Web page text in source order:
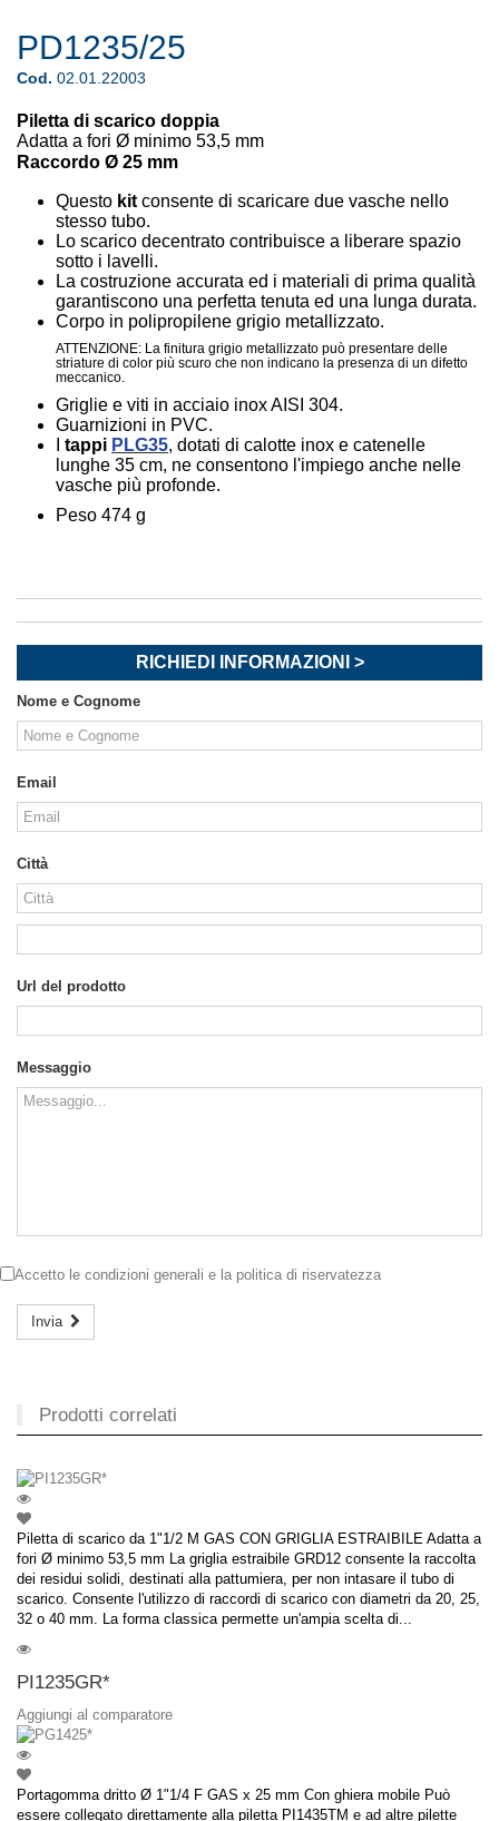
PD1235/25
Cod. 02.01.22003
Piletta di scarico doppia
Adatta a fori Ø minimo 53,5 mm
Raccordo Ø 25 mm
Questo kit consente di scaricare due vasche nello
stesso tubo.
Lo scarico decentrato contribuisce a liberare spazio
sotto i lavelli.
La costruzione accurata ed i materiali di prima qualità
garantiscono una perfetta tenuta ed una lunga durata.
Corpo in polipropilene grigio metallizzato.
ATTENZIONE: La finitura grigio metallizzato può presentare delle
striature di color più scuro che non indicano la presenza di un difetto
meccanico.
Griglie e viti in acciaio inox AISI 304.
Guarnizioni in PVC.
tappi PLG35, dotati di calotte inox e catenelle
lunghe 35 cm, ne consentono l'impiego anche nelle
vasche più profonde.
Peso 474 g
RICHIEDI INFORMAZIONI >
Nome e Cognome
Email
Città
Url del prodotto
Messaggio
Accetto le condizioni generali e la politica di riservatezza
Invia
Prodotti correlati
Piletta di scarico da 1"1/2 M GAS CON GRIGLIA ESTRAIBILE Adatta a
fori Ø minimo 53,5 mm La griglia estraibile GRD12 consente la raccolta
dei residui solidi, destinati alla pattumiera, per non intasare il tubo di
scarico. Consente l'utilizzo di raccordi di scarico con diametri da 20, 25,
32 o 40 mm. La forma classica permette un'ampia scelta di...
PI1235GR*
Aggiungi al comparatore
Portagomma dritto Ø 1"1/4 F GAS x 25 mm Con ghiera mobile Può
essere collegato direttamente alla piletta PI1435TM e ad altre pilette